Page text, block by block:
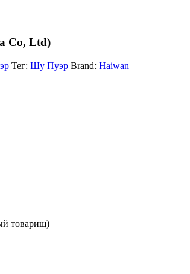
Co, Ltd)
Тег: Шу Пуэр Brand: Haiwan
товарищ)